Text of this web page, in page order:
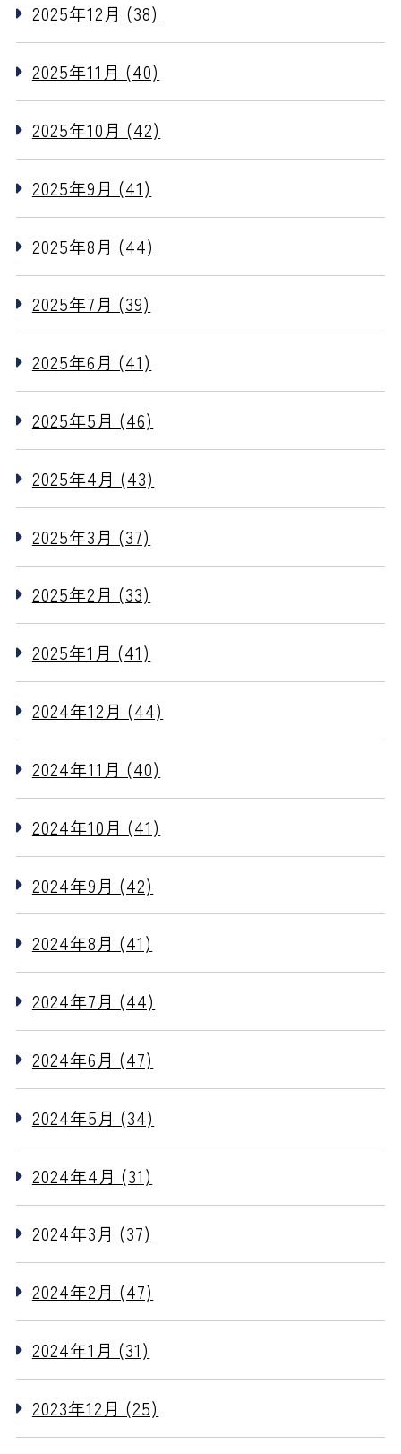
2025年12月 (38)
2025年11月 (40)
2025年10月 (42)
2025年9月 (41)
2025年8月 (44)
2025年7月 (39)
2025年6月 (41)
2025年5月 (46)
2025年4月 (43)
2025年3月 (37)
2025年2月 (33)
2025年1月 (41)
2024年12月 (44)
2024年11月 (40)
2024年10月 (41)
2024年9月 (42)
2024年8月 (41)
2024年7月 (44)
2024年6月 (47)
2024年5月 (34)
2024年4月 (31)
2024年3月 (37)
2024年2月 (47)
2024年1月 (31)
2023年12月 (25)